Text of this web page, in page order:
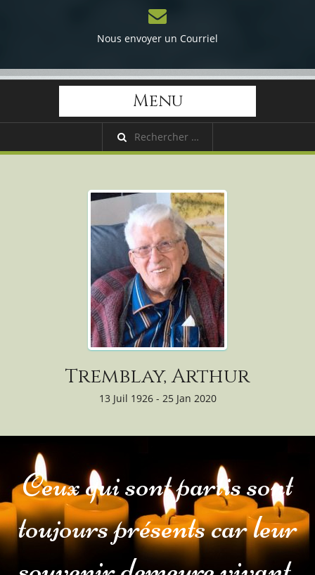
Nous envoyer un Courriel
Menu
Tremblay, Arthur
13 Juil 1926 - 25 Jan 2020
Ceux qui sont partis sont
toujours présents car leur